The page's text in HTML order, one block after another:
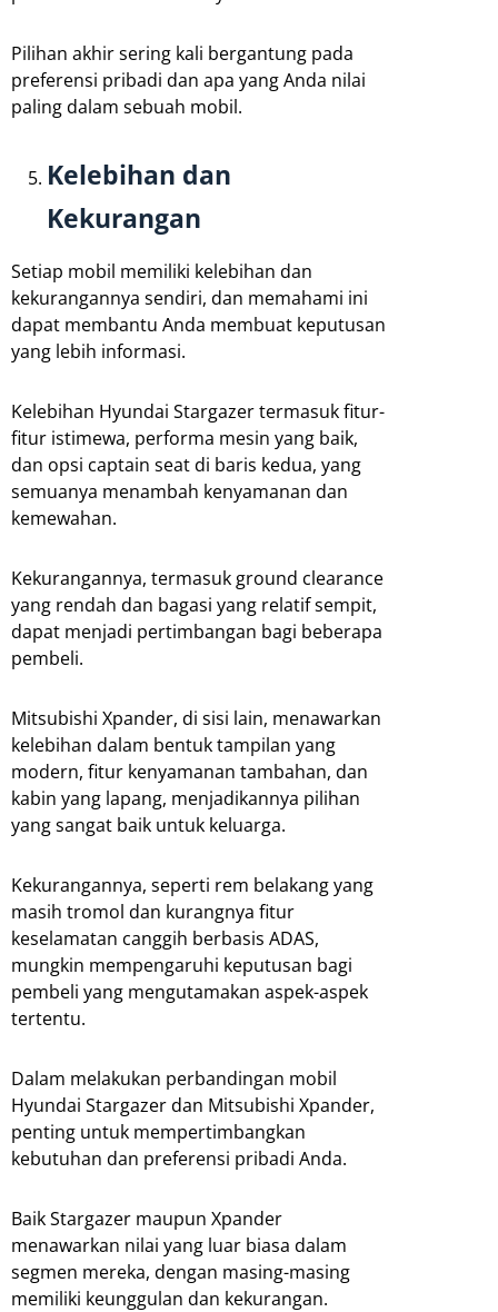
Pilihan akhir sering kali bergantung pada
preferensi pribadi dan apa yang Anda nilai
paling dalam sebuah mobil.
Kelebihan dan
Kekurangan
Setiap mobil memiliki kelebihan dan
kekurangannya sendiri, dan memahami ini
dapat membantu Anda membuat keputusan
yang lebih informasi.
Kelebihan Hyundai Stargazer termasuk fitur-
fitur istimewa, performa mesin yang baik,
dan opsi captain seat di baris kedua, yang
semuanya menambah kenyamanan dan
kemewahan.
Kekurangannya, termasuk ground clearance
yang rendah dan bagasi yang relatif sempit,
dapat menjadi pertimbangan bagi beberapa
pembeli.
Mitsubishi Xpander, di sisi lain, menawarkan
kelebihan dalam bentuk tampilan yang
modern, fitur kenyamanan tambahan, dan
kabin yang lapang, menjadikannya pilihan
yang sangat baik untuk keluarga.
Kekurangannya, seperti rem belakang yang
masih tromol dan kurangnya fitur
keselamatan canggih berbasis ADAS,
mungkin mempengaruhi keputusan bagi
pembeli yang mengutamakan aspek-aspek
tertentu.
Dalam melakukan perbandingan mobil
Hyundai Stargazer dan Mitsubishi Xpander,
penting untuk mempertimbangkan
kebutuhan dan preferensi pribadi Anda.
Baik Stargazer maupun Xpander
menawarkan nilai yang luar biasa dalam
segmen mereka, dengan masing-masing
memiliki keunggulan dan kekurangan.